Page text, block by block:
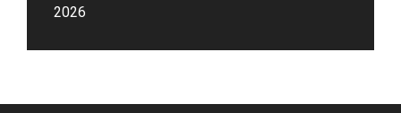
2026